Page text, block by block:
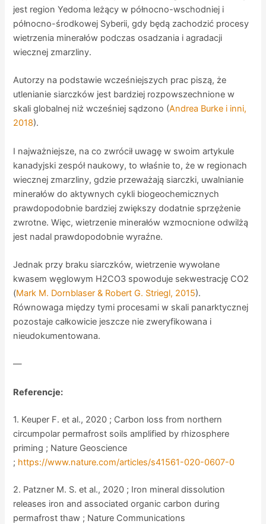
jest region Yedoma leżący w północno-wschodniej i
północno-środkowej Syberii, gdy będą zachodzić procesy
wietrzenia minerałów podczas osadzania i agradacji
wiecznej zmarzliny.
Autorzy na podstawie wcześniejszych prac piszą, że
utlenianie siarczków jest bardziej rozpowszechnione w
skali globalnej niż wcześniej sądzono (Andrea Burke i inni,
2018).
I najważniejsze, na co zwrócił uwagę w swoim artykule
kanadyjski zespół naukowy, to właśnie to, że w regionach
wiecznej zmarzliny, gdzie przeważają siarczki, uwalnianie
minerałów do aktywnych cykli biogeochemicznych
prawdopodobnie bardziej zwiększy dodatnie sprzężenie
zwrotne. Więc, wietrzenie minerałów wzmocnione odwilżą
jest nadal prawdopodobnie wyraźne.
Jednak przy braku siarczków, wietrzenie wywołane
kwasem węglowym H2CO3 spowoduje sekwestrację CO2
(Mark M. Dornblaser & Robert G. Striegl, 2015).
Równowaga między tymi procesami w skali panarktycznej
pozostaje całkowicie jeszcze nie zweryfikowana i
nieudokumentowana.
—
Referencje:
1. Keuper F. et al., 2020 ; Carbon loss from northern
circumpolar permafrost soils amplified by rhizosphere
priming ; Nature Geoscience
; https://www.nature.com/articles/s41561-020-0607-0
2. Patzner M. S. et al., 2020 ; Iron mineral dissolution
releases iron and associated organic carbon during
permafrost thaw ; Nature Communications